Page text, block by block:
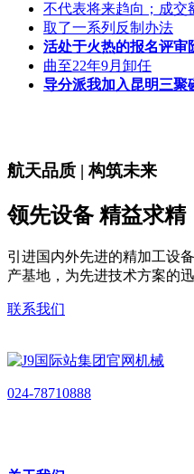
不代表将来趋向；成交
取了一系列反制办法
活处于火热的报名评审
曲至22年9月卸任
导分派我加入昆明三聚
航天品质 | 构筑未来
领先设备 精益求精
引进国内外先进的精加工设
产基地，为先进技术方案的
联系我们
024-78710888